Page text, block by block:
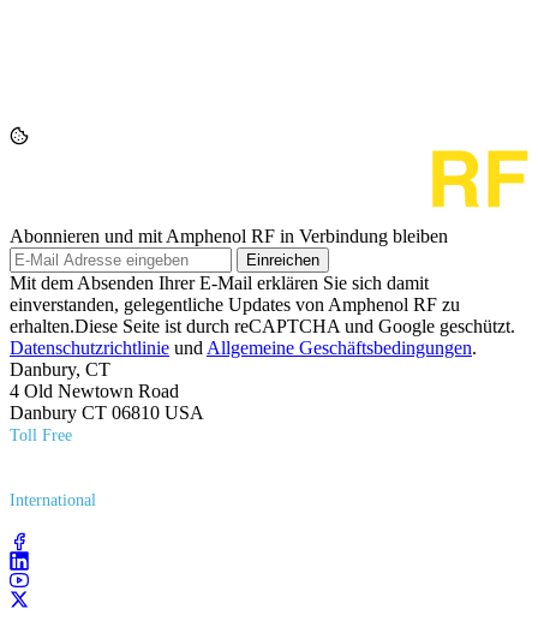
Abonnieren und mit Amphenol RF in Verbindung bleiben
Einreichen
Mit dem Absenden Ihrer E-Mail erklären Sie sich damit
einverstanden, gelegentliche Updates von Amphenol RF zu
erhalten.Diese Seite ist durch reCAPTCHA und Google geschützt.
Datenschutzrichtlinie und Allgemeine Geschäftsbedingungen.
Danbury, CT
4 Old Newtown Road
Danbury CT 06810 USA
Toll Free
International